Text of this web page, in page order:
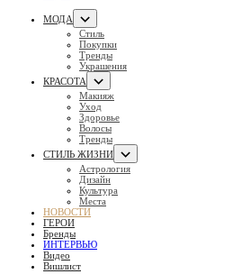
МОДА
Стиль
Покупки
Тренды
Украшения
КРАСОТА
Макияж
Уход
Здоровье
Волосы
Тренды
СТИЛЬ ЖИЗНИ
Астрология
Дизайн
Культура
Места
НОВОСТИ
ГЕРОИ
Бренды
ИНТЕРВЬЮ
Видео
Вишлист